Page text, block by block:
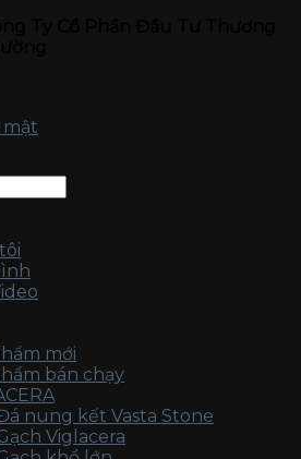
mật
mới
bán chạy
nung kết Vasta Stone
Viglacera